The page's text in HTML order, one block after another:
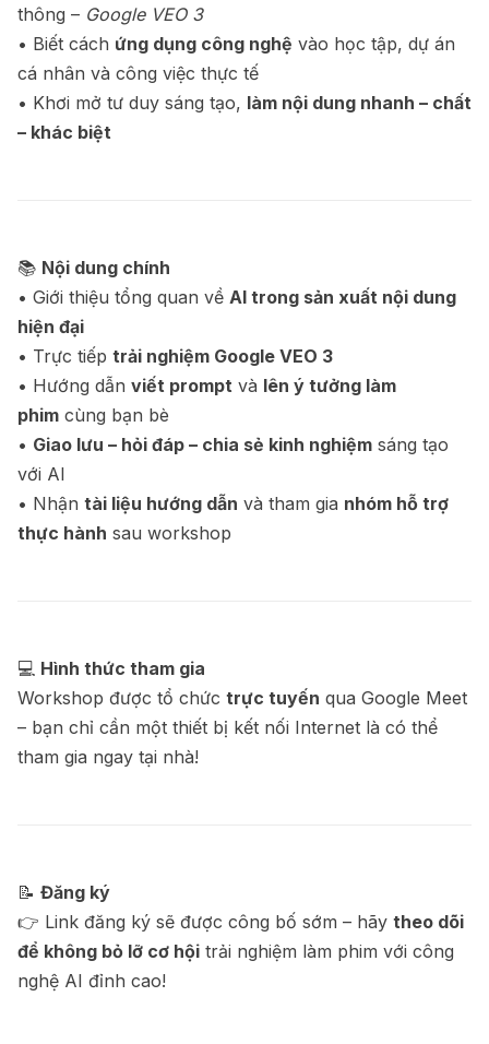
thông – Google VEO 3
• Biết cách ứng dụng công nghệ vào học tập, dự án
cá nhân và công việc thực tế
• Khơi mở tư duy sáng tạo, làm nội dung nhanh – chất
– khác biệt
📚 Nội dung chính
• Giới thiệu tổng quan về AI trong sản xuất nội dung
hiện đại
• Trực tiếp trải nghiệm Google VEO 3
• Hướng dẫn viết prompt và lên ý tưởng làm
phim cùng bạn bè
• Giao lưu – hỏi đáp – chia sẻ kinh nghiệm sáng tạo
với AI
• Nhận tài liệu hướng dẫn và tham gia nhóm hỗ trợ
thực hành sau workshop
💻 Hình thức tham gia
Workshop được tổ chức trực tuyến qua Google Meet
– bạn chỉ cần một thiết bị kết nối Internet là có thể
tham gia ngay tại nhà!
📝 Đăng ký
👉 Link đăng ký sẽ được công bố sớm – hãy theo dõi
để không bỏ lỡ cơ hội trải nghiệm làm phim với công
nghệ AI đỉnh cao!